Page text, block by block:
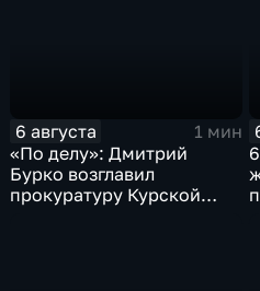
6 августа
1 мин
«По делу»: Дмитрий
Бурко возглавил
прокуратуру Курской